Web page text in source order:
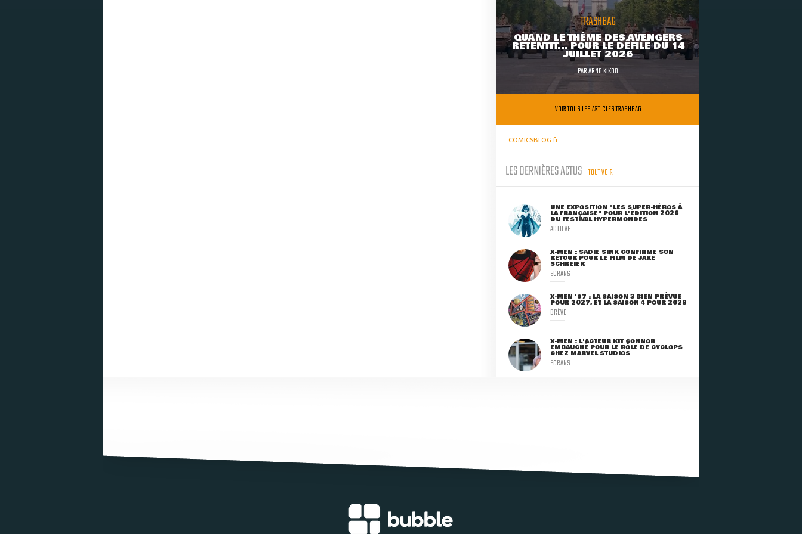
TRASHBAG
QUAND LE THÈME DES AVENGERS
RETENTIT... POUR LE DÉFILÉ DU 14
JUILLET 2026
PARARNO KIKOO
VOIR TOUS LES ARTICLES TRASHBAG
COMICSBLOG.fr
LES DERNIÈRES ACTUS TOUT VOIR
UNE EXPOSITION "LES SUPER-HÉROS À
LA FRANÇAISE" POUR L'ÉDITION 2026
DU FESTIVAL HYPERMONDES
ACTU VF
X-MEN : SADIE SINK CONFIRME SON
RETOUR POUR LE FILM DE JAKE
SCHREIER
ECRANS
X-MEN '97 : LA SAISON 3 BIEN PRÉVUE
POUR 2027, ET LA SAISON 4 POUR 2028
BRÈVE
X-MEN : L'ACTEUR KIT CONNOR
EMBAUCHÉ POUR LE RÔLE DE CYCLOPS
CHEZ MARVEL STUDIOS
ECRANS